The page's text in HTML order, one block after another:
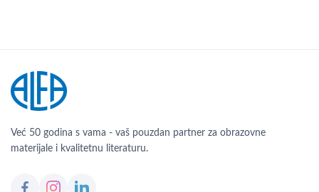
Već 50 godina s vama - vaš pouzdan partner za obrazovne
materijale i kvalitetnu literaturu.